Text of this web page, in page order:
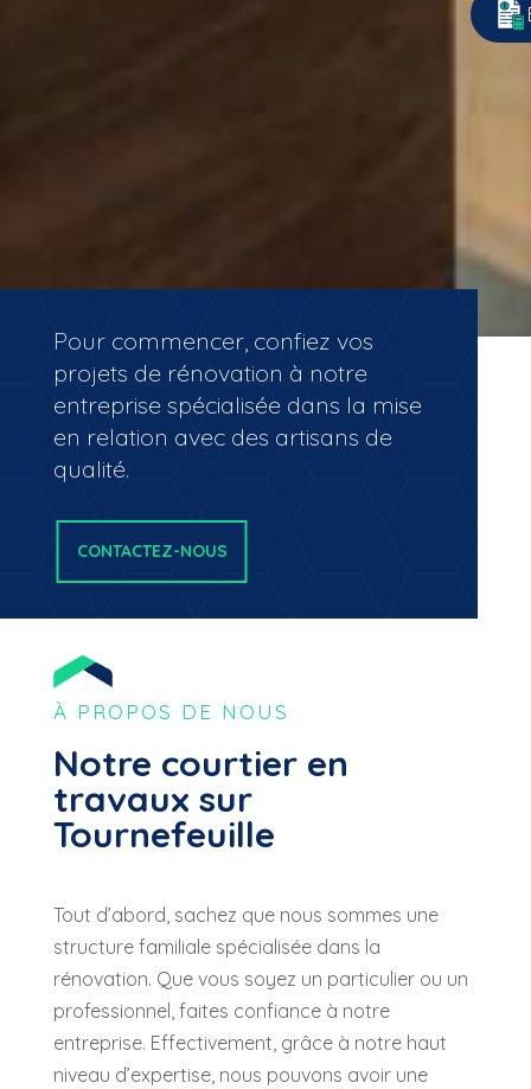
Pour commencer, confiez vos
projets de rénovation à notre
entreprise spécialisée dans la mise
en relation avec des artisans de
qualité.
CONTACTEZ-NOUS
À PROPOS DE NOUS
Notre courtier en
travaux sur
Tournefeuille
Tout d’abord, sachez que nous sommes une
structurefamiliale spécialisée dans la
rénovation. Que vous soyez un particulier ou un
professionnel, faites confiance à notre
entreprise. Effectivement, grâce à notre haut
niveau d’expertise, nous pouvons avoir une